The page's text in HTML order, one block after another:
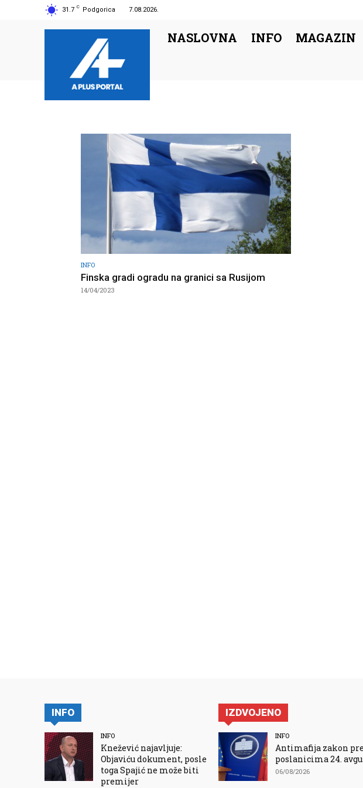
31.7 C Podgorica 7.08.2026.
NASLOVNA INFO MAGAZIN
INFO
Finska gradi ogradu na granici sa Rusijom
14/04/2023
INFO
INFO
Knežević najavljuje:
Objaviću dokument, posle
toga Spajić ne može biti
premijer
IZDVOJENO
INFO
Antimafija zakon
poslanicima 24.
06/08/2026